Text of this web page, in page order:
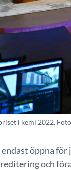
i kemi 2022.
öppna
och